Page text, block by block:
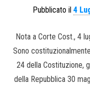
Pubblicato il 4
Nota a Corte Cost., 4
Sono
24 della Costituzione,
della Repubblica 30